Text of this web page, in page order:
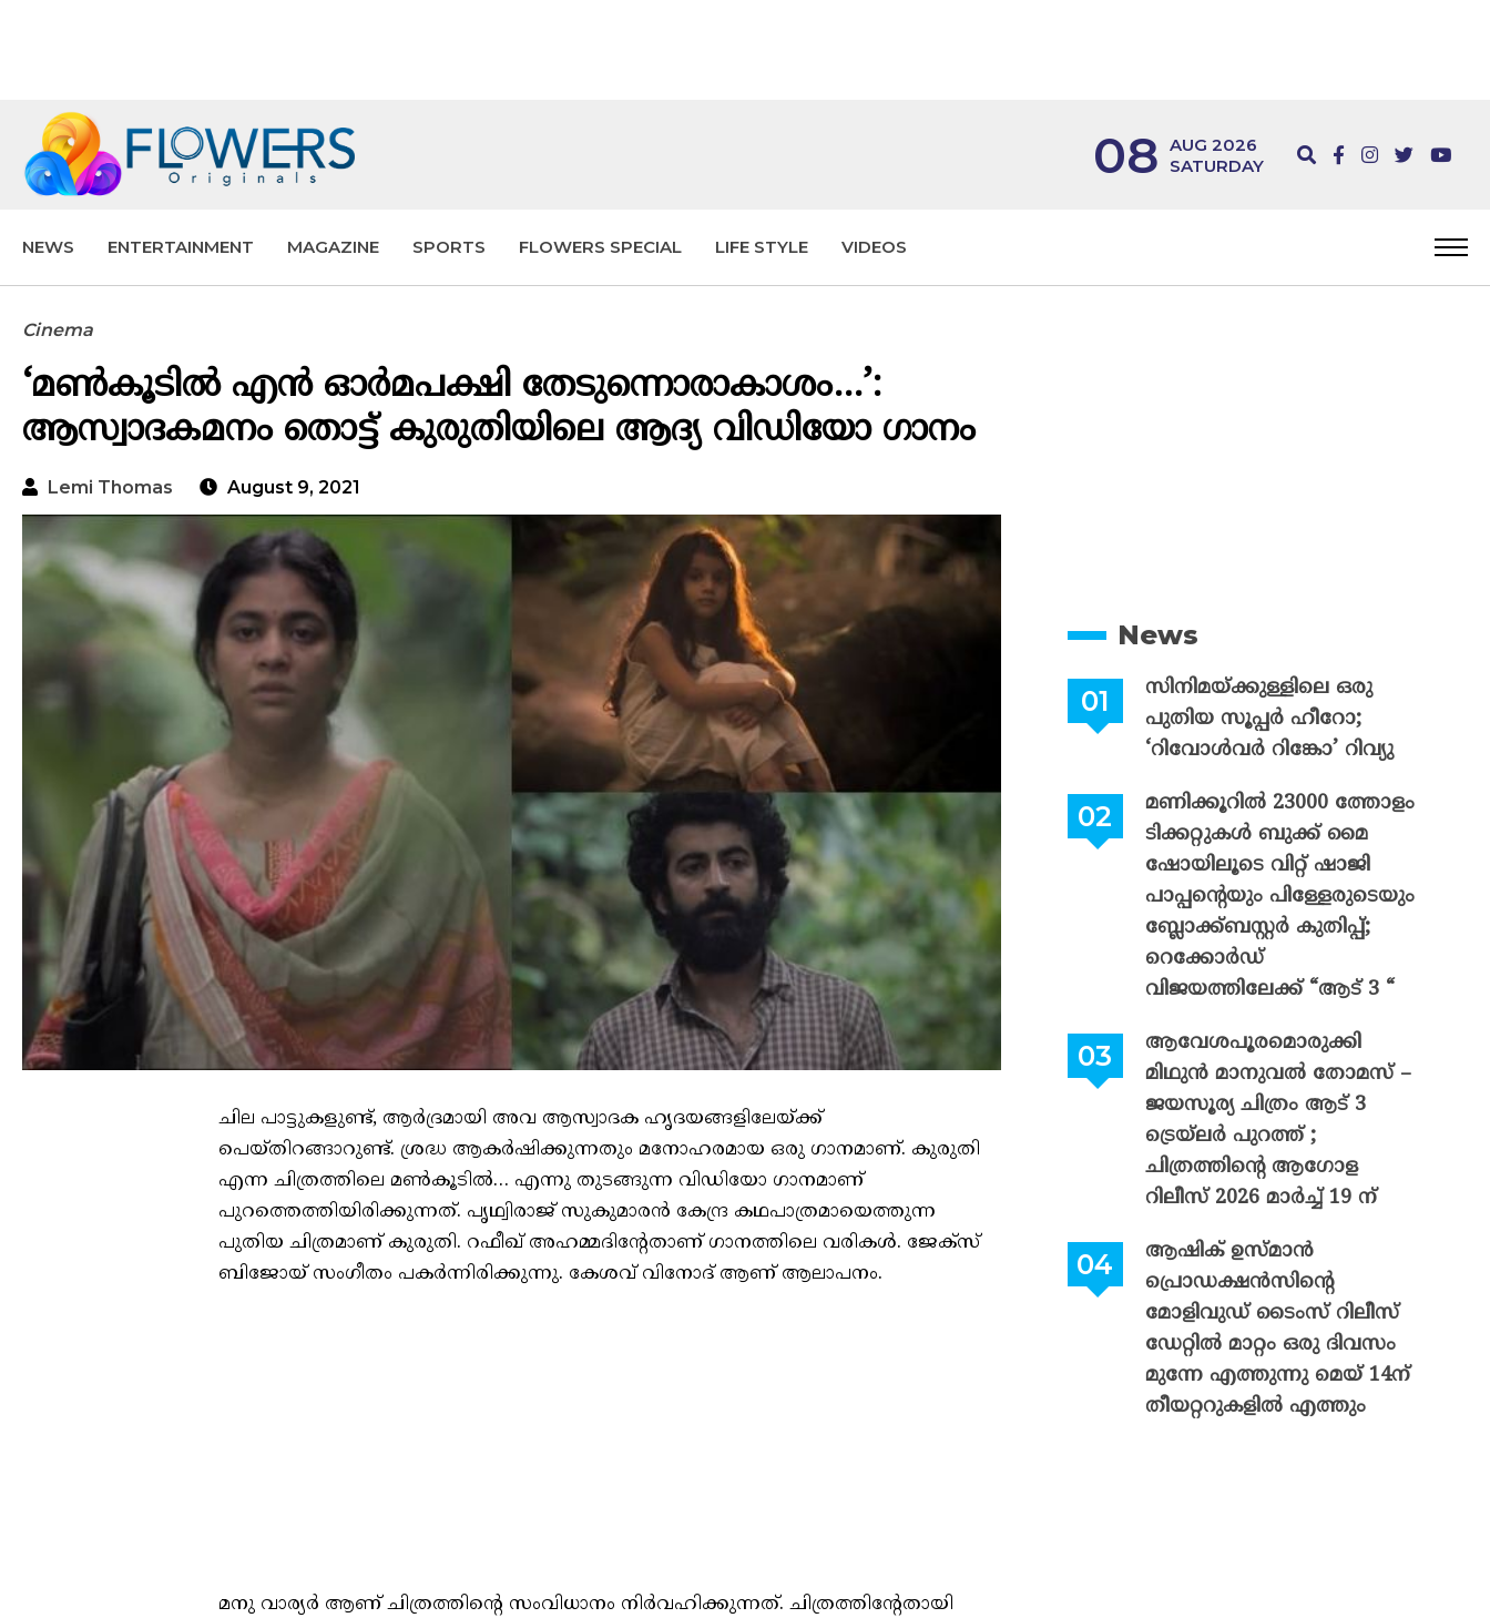
08 AUG 2026
SATURDAY
NEWS ENTERTAINMENT MAGAZINE SPORTS FLOWERS SPECIAL LIFE STYLE VIDEOS
Cinema
‘മണ്‍കൂടില്‍ എന്‍ ഓര്‍മപക്ഷി തേടുന്നൊരാകാശം…’:
ആസ്വാദകമനം തൊട്ട് കുരുതിയിലെ ആദ്യ വിഡിയോ ഗാനം
Lemi Thomas August 9, 2021
ചില പാട്ടുകളുണ്ട്, ആര്‍ദ്രമായി അവ ആസ്വാദക ഹൃദയങ്ങളിലേയ്ക്ക്
പെയ്തിറങ്ങാറുണ്ട്. ശ്രദ്ധ ആകര്‍ഷിക്കുന്നതും മനോഹരമായ ഒരു ഗാനമാണ്. കുരുതി
എന്ന ചിത്രത്തിലെ മണ്‍കൂടില്‍… എന്നു തുടങ്ങുന്ന വിഡിയോ ഗാനമാണ്
പുറത്തെത്തിയിരിക്കുന്നത്. പൃഥ്വിരാജ് സുകുമാരന്‍ കേന്ദ്ര കഥപാത്രമായെത്തുന്ന
പുതിയ ചിത്രമാണ് കുരുതി. റഫീഖ് അഹമ്മദിന്റേതാണ് ഗാനത്തിലെ വരികള്‍. ജേക്സ്
ബിജോയ് സംഗീതം പകര്‍ന്നിരിക്കുന്നു. കേശവ് വിനോദ് ആണ് ആലാപനം.
മനു വാര്യര്‍ ആണ് ചിത്രത്തിന്റെ സംവിധാനം നിര്‍വഹിക്കുന്നത്. ചിത്രത്തിന്റേതായി
News
സിനിമയ്ക്കുള്ളിലെ ഒരു
പുതിയ സൂപ്പർ ഹീറോ;
‘റിവോൾവർ റിങ്കോ’ റിവ്യു
മണിക്കൂറിൽ 23000 ത്തോളം
ടിക്കറ്റുകൾ ബുക്ക് മൈ
ഷോയിലൂടെ വിറ്റ് ഷാജി
പാപ്പന്റെയും പിള്ളേരുടെയും
ബ്ലോക്ക്ബസ്റ്റർ കുതിപ്പ്;
റെക്കോർഡ്
വിജയത്തിലേക്ക് “ആട് 3 “
ആവേശപൂരമൊരുക്കി
മിഥുൻ മാനുവൽ തോമസ് –
ജയസൂര്യ ചിത്രം ആട് 3
ട്രെയ്‌ലർ പുറത്ത് ;
ചിത്രത്തിന്റെ ആഗോള
റിലീസ് 2026 മാർച്ച് 19 ന്
ആഷിക് ഉസ്മാൻ
പ്രൊഡക്ഷൻസിന്റെ
മോളിവുഡ് ടൈംസ് റിലീസ്
ഡേറ്റിൽ മാറ്റം ഒരു ദിവസം
മുന്നേ എത്തുന്നു മെയ് 14ന്
തീയറ്ററുകളിൽ എത്തും